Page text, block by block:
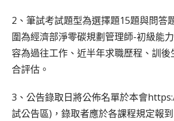
2、筆試考試題型為選擇題15題與問答
圍為經濟部淨零碳規劃管理師-初級能
容為過往工作、近半年求職歷程、訓
合評估。
3、公告錄取日將公佈名單於本會
試公告區)，錄取者應於各課程規定報